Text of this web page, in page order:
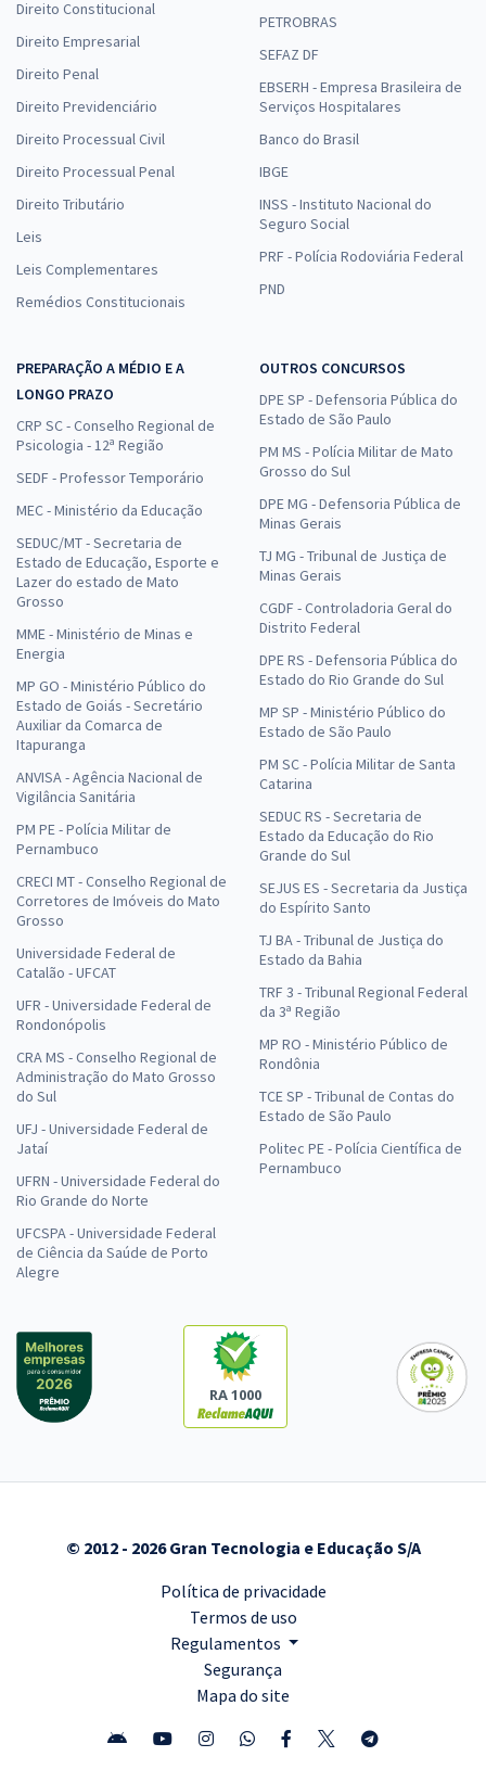
Direito Constitucional
Direito Empresarial
Direito Penal
Direito Previdenciário
Direito Processual Civil
Direito Processual Penal
Direito Tributário
Leis
Leis Complementares
Remédios Constitucionais
PETROBRAS
SEFAZ DF
EBSERH - Empresa Brasileira de
Serviços Hospitalares
Banco do Brasil
IBGE
INSS - Instituto Nacional do
Seguro Social
PRF - Polícia Rodoviária Federal
PND
PREPARAÇÃO A MÉDIO E A
LONGO PRAZO
CRP SC - Conselho Regional de
Psicologia - 12ª Região
SEDF - Professor Temporário
MEC - Ministério da Educação
SEDUC/MT - Secretaria de
Estado de Educação, Esporte e
Lazer do estado de Mato
Grosso
MME - Ministério de Minas e
Energia
MP GO - Ministério Público do
Estado de Goiás - Secretário
Auxiliar da Comarca de
Itapuranga
ANVISA - Agência Nacional de
Vigilância Sanitária
PM PE - Polícia Militar de
Pernambuco
CRECI MT - Conselho Regional de
Corretores de Imóveis do Mato
Grosso
Universidade Federal de
Catalão - UFCAT
UFR - Universidade Federal de
Rondonópolis
CRA MS - Conselho Regional de
Administração do Mato Grosso
do Sul
UFJ - Universidade Federal de
Jataí
UFRN - Universidade Federal do
Rio Grande do Norte
UFCSPA - Universidade Federal
de Ciência da Saúde de Porto
Alegre
OUTROS CONCURSOS
DPE SP - Defensoria Pública do
Estado de São Paulo
PM MS - Polícia Militar de Mato
Grosso do Sul
DPE MG - Defensoria Pública de
Minas Gerais
TJ MG - Tribunal de Justiça de
Minas Gerais
CGDF - Controladoria Geral do
Distrito Federal
DPE RS - Defensoria Pública do
Estado do Rio Grande do Sul
MP SP - Ministério Público do
Estado de São Paulo
PM SC - Polícia Militar de Santa
Catarina
SEDUC RS - Secretaria de
Estado da Educação do Rio
Grande do Sul
SEJUS ES - Secretaria da Justiça
do Espírito Santo
TJ BA - Tribunal de Justiça do
Estado da Bahia
TRF 3 - Tribunal Regional Federal
da 3ª Região
MP RO - Ministério Público de
Rondônia
TCE SP - Tribunal de Contas do
Estado de São Paulo
Politec PE - Polícia Científica de
Pernambuco
RA 1000
© 2012 - 2026 Gran Tecnologia e Educação S/A
Política de privacidade
Termos de uso
Regulamentos
Segurança
Mapa do site